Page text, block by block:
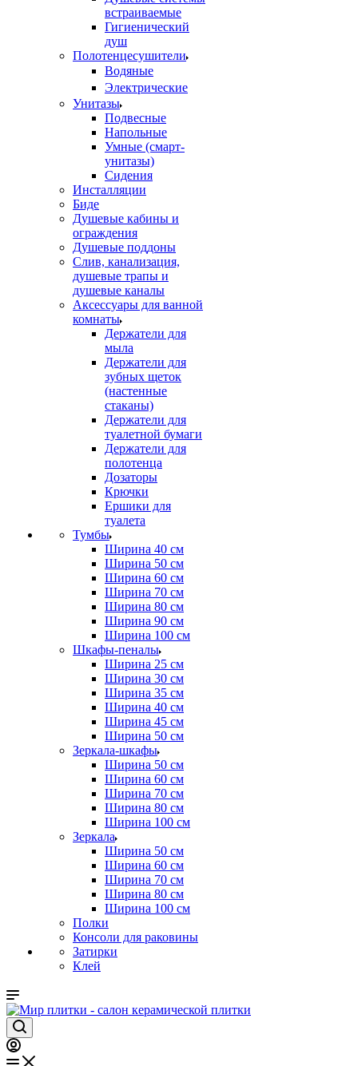
встраиваемые
Гигиенический
душ
Полотенцесушители
ㅤВодяные
ㅤЭлектрические
Унитазы
Подвесные
Напольные
Умные (смарт-
унитазы)
Сидения
Инсталляции
Биде
Душевые кабины и
ограждения
Душевые поддоны
Слив, канализация,
душевые трапы и
душевые каналы
Аксессуары для ванной
комнаты
Держатели для
мыла
Держатели для
зубных щеток
(настенные
стаканы)
Держатели для
туалетной бумаги
Держатели для
полотенца
Дозаторы
Крючки
Ершики для
туалета
Тумбы
Ширина 40 см
Ширина 50 см
Ширина 60 см
Ширина 70 см
Ширина 80 см
Ширина 90 см
Ширина 100 см
Шкафы-пеналы
Ширина 25 см
Ширина 30 см
Ширина 35 см
Ширина 40 см
Ширина 45 см
Ширина 50 см
Зеркала-шкафы
Ширина 50 см
Ширина 60 см
Ширина 70 см
Ширина 80 см
Ширина 100 см
Зеркала
Ширина 50 см
Ширина 60 см
Ширина 70 см
Ширина 80 см
Ширина 100 см
Полки
Консоли для раковины
Затирки
Клей